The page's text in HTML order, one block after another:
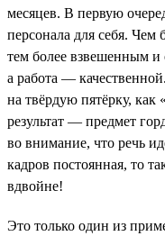
месяцев. В первую
персонала для себя. Чем
тем более взвешенным
а работа —
на твёрдую пятёрку, как
результат — предмет
во внимание, что речь
кадров постоянная, то
вдвойне!
Это только один из